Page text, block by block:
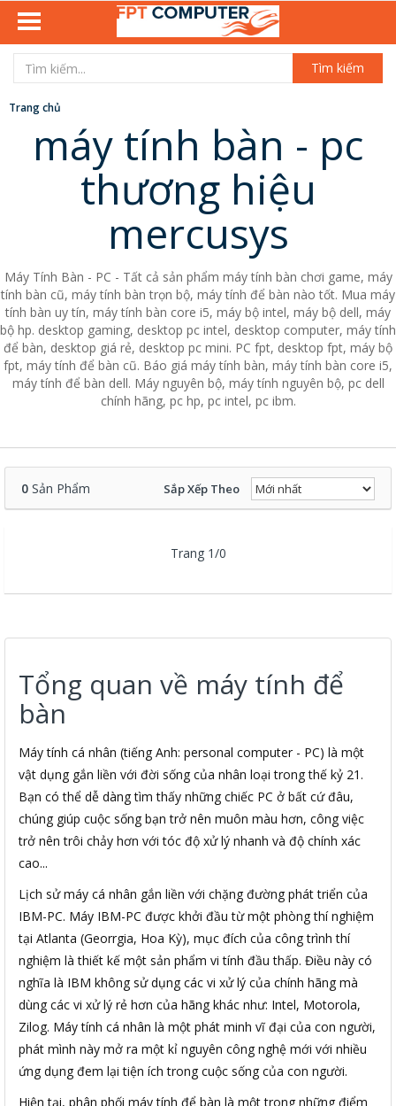
Tìm kiếm
Trang chủ
máy tính bàn - pc
thương hiệu
mercusys
Máy Tính Bàn - PC - Tất cả sản phẩm máy tính bàn chơi game, máy
tính bàn cũ, máy tính bàn trọn bộ, máy tính để bàn nào tốt. Mua máy
tính bàn uy tín, máy tính bàn core i5, máy bộ intel, máy bộ dell, máy
bộ hp. desktop gaming, desktop pc intel, desktop computer, máy tính
để bàn, desktop giá rẻ, desktop pc mini. PC fpt, desktop fpt, máy bộ
fpt, máy tính để bàn cũ. Báo giá máy tính bàn, máy tính bàn core i5,
máy tính để bàn dell. Máy nguyên bộ, máy tính nguyên bộ, pc dell
chính hãng, pc hp, pc intel, pc ibm.
0 Sản Phẩm Sắp Xếp Theo
Trang 1/0
Tổng quan về máy tính để
bàn
Máy tính cá nhân (tiếng Anh: personal computer - PC) là một
vật dụng gắn liền với đời sống của nhân loại trong thế kỷ 21.
Bạn có thể dễ dàng tìm thấy những chiếc PC ở bất cứ đâu,
chúng giúp cuộc sống bạn trở nên muôn màu hơn, công việc
trở nên trôi chảy hơn với tóc độ xử lý nhanh và độ chính xác
cao...
Lịch sử máy cá nhân gắn liền với chặng đường phát triển của
IBM-PC. Máy IBM-PC được khởi đầu từ một phòng thí nghiệm
tại Atlanta (Georrgia, Hoa Kỳ), mục đích của công trình thí
nghiệm là thiết kế một sản phẩm vi tính đầu thấp. Điều này có
nghĩa là IBM không sử dụng các vi xử lý của chính hãng mà
dùng các vi xử lý rẻ hơn của hãng khác như: Intel, Motorola,
Zilog. Máy tính cá nhân là một phát minh vĩ đại của con người,
phát mình này mở ra một kỉ nguyên công nghệ mới với nhiều
ứng dụng đem lại tiện ích trong cuộc sống của con người.
Hiện tại, phân phối máy tính để bàn là một trong những điểm